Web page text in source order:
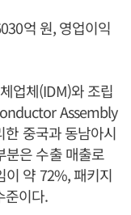
억 원, 영업이익
업체(IDM)와 조립
Assembly
중국과 동남아시
분은 수출 매출로
이 약 72%, 패키지
준이다.